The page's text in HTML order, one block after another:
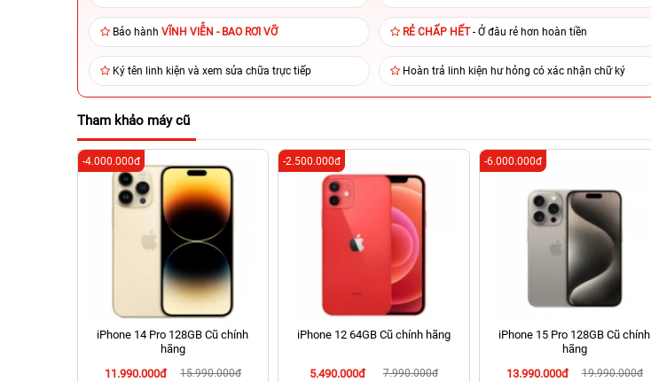
Bảo hành VĨNH VIỄN - BAO RƠI VỠ RẺ CHẤP HẾT- Ở đâu rẻ hơn hoàn tiền
Ký tên linh kiện và xem sửa chữa trực tiếp Hoàn trả linh kiện hư hỏng có xác nhận chữ ký
Tham khảo máy cũ
iPhone 14 Pro 128GB Cũ chính
hãng
11.990.000đ
15.990.000đ
-4.000.000đ
iPhone 12 64GB Cũ chính hãng
5.490.000đ 7.990.000đ
-2.500.000đ
iPhone 15 Pro 128GB Cũ chính
hãng
13.990.000đ
19.990.000đ
-6.000.000đ